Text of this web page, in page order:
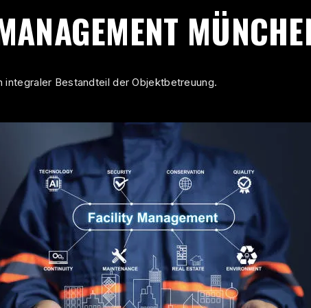
integraler Bestandteil der Objektbetreuung.